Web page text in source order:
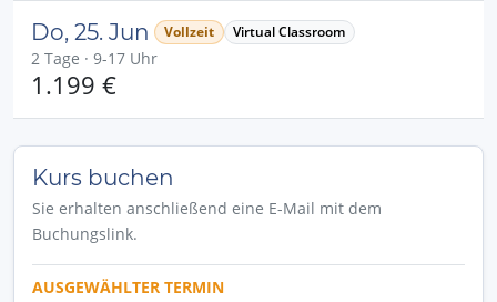
Do, 25. Jun Vollzeit Virtual Classroom
2 Tage · 9-17 Uhr
1.199 €
Kurs buchen
Sie erhalten anschließend eine E-Mail mit dem
Buchungslink.
AUSGEWÄHLTER TERMIN